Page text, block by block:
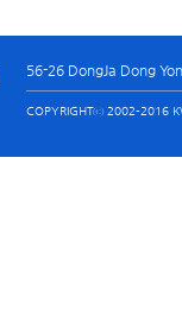
56-26 DongJa Dong
COPYRIGHTⓒ 2002-2016